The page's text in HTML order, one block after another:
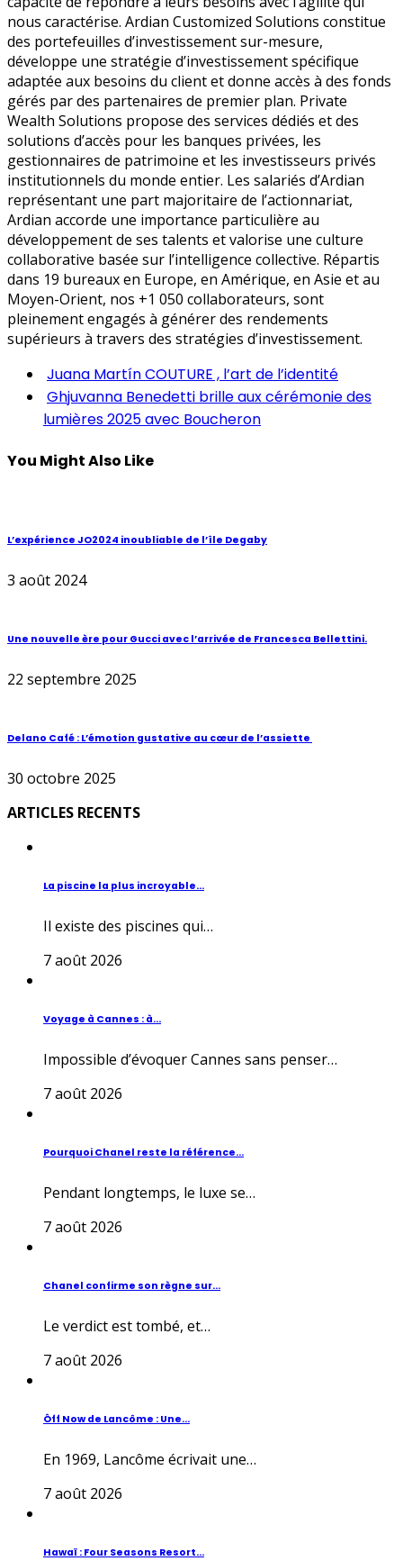
nous caractérise. Ardian Customized Solutions constitue
des portefeuilles d’investissement sur-mesure,
développe une stratégie d’investissement spécifique
adaptée aux besoins du client et donne accès à des fonds
gérés par des partenaires de premier plan. Private
Wealth Solutions propose des services dédiés et des
solutions d’accès pour les banques privées, les
gestionnaires de patrimoine et les investisseurs privés
institutionnels du monde entier. Les salariés d’Ardian
représentant une part majoritaire de l’actionnariat,
Ardian accorde une importance particulière au
développement de ses talents et valorise une culture
collaborative basée sur l’intelligence collective. Répartis
dans 19 bureaux en Europe, en Amérique, en Asie et au
Moyen-Orient, nos +1 050 collaborateurs, sont
pleinement engagés à générer des rendements
supérieurs à travers des stratégies d’investissement.
Juana Martín COUTURE , l’art de l’identité
Ghjuvanna Benedetti brille aux cérémonie des
lumières 2025 avec Boucheron
You Might Also Like
L’expérience JO2024 inoubliable de l’île Degaby
3 août 2024
Une nouvelle ère pour Gucci avec l’arrivée de Francesca Bellettini.
22 septembre 2025
Delano Café : L’émotion gustative au cœur de l’assiette
30 octobre 2025
ARTICLES RECENTS
La piscine la plus incroyable...
Il existe des piscines qui…
7 août 2026
Voyage à Cannes : à...
Impossible d’évoquer Cannes sans penser…
7 août 2026
Pourquoi Chanel reste la référence...
Pendant longtemps, le luxe se…
7 août 2026
Chanel confirme son règne sur...
Le verdict est tombé, et…
7 août 2026
Ôff Now de Lancôme : Une...
En 1969, Lancôme écrivait une…
7 août 2026
Hawaï : Four Seasons Resort...